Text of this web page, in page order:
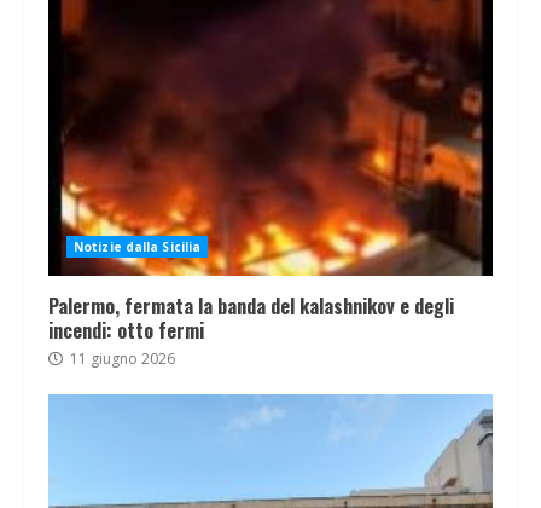
Notizie dalla Sicilia
Palermo, fermata la banda del kalashnikov e degli
incendi: otto fermi
11 giugno 2026